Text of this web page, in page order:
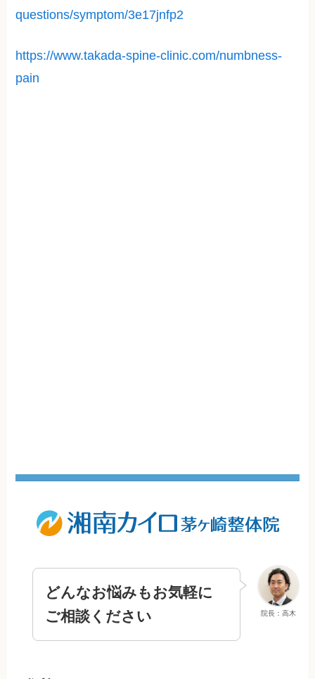
questions/symptom/3e17jnfp2
https://www.takada-spine-clinic.com/numbness-
pain
院長：高木
どんなお悩みもお気軽に
ご相談ください